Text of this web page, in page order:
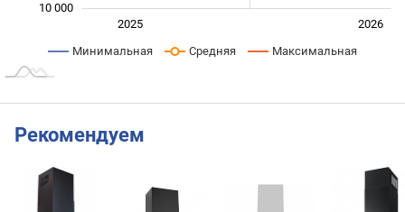
10 000
2026
2025
Минимальная Средняя Максимальная
Рекомендуем